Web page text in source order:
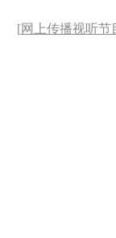
[网上传播视听节